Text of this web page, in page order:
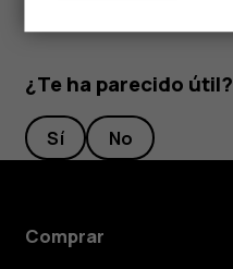
¿Te ha parecido útil?
Sí No
Comprar